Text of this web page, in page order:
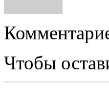
Чтобы